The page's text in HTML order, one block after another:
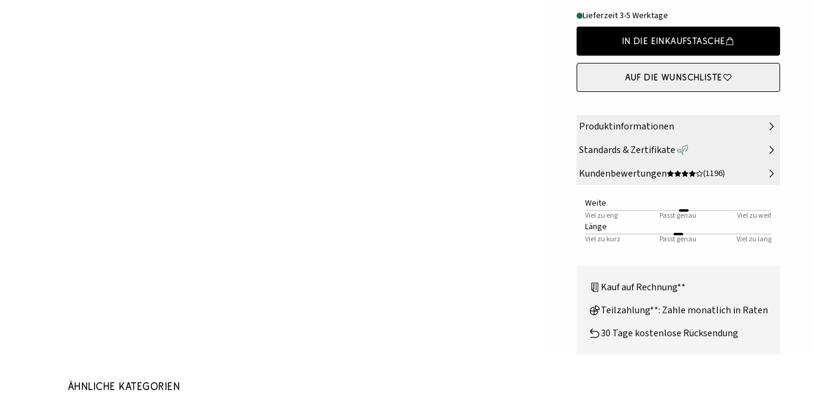
Lieferzeit 3-5 Werktage
In die Einkaufstasche
Auf die Wunschliste
Produktinformationen
Standards & Zertifikate
Kundenbewertungen
(1196)
Weite
Viel zu eng Passt genau Viel zu weit
Länge
Viel zu kurz Passt genau Viel zu lang
Kauf auf Rechnung**
Teilzahlung**: Zahle monatlich in Raten
30 Tage kostenlose Rücksendung
Ähnliche Kategorien